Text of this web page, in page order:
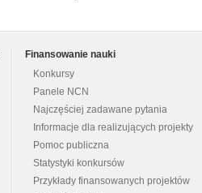
Finansowanie nauki
Konkursy
Panele NCN
Najczęściej zadawane pytania
Informacje dla realizujących projekty
Pomoc publiczna
Statystyki konkursów
Przykłady finansowanych projektów